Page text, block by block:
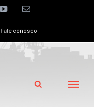
youtubeEmail
Fale conosco